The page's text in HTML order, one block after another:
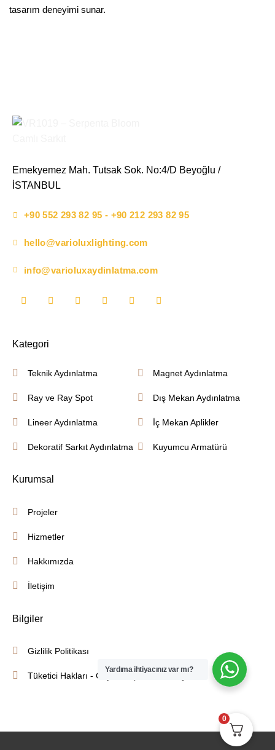
tasarım deneyimi sunar.
Emekyemez Mah. Tutsak Sok. No:4/D Beyoğlu /
İSTANBUL
+90 552 293 82 95 - +90 212 293 82 95
hello@varioluxlighting.com
info@varioluxaydinlatma.com
Kategori
Teknik Aydınlatma
Ray ve Ray Spot
Lineer Aydınlatma
Dekoratif Sarkıt Aydınlatma
Magnet Aydınlatma
Dış Mekan Aydınlatma
İç Mekan Aplikler
Kuyumcu Armatürü
Kurumsal
Projeler
Hizmetler
Hakkımızda
İletişim
Bilgiler
Gizlilik Politikası
Tüketici Hakları - Cayma - İptal İade Koşulları
Yardıma ihtiyacınız var mı?
0